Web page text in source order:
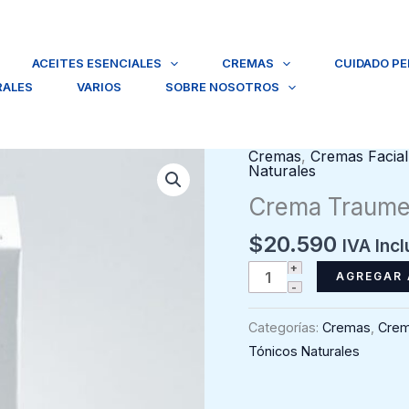
ACEITES ESENCIALES CREMAS
CUIDADO
VARIOS SOBRE NOSOTROS
Cremas, Cremas
Naturales
Crema
$20.590 IVA
Crema
Traumeel
HEEL
cantidad
Categorías: Cremas
Tónicos Naturales